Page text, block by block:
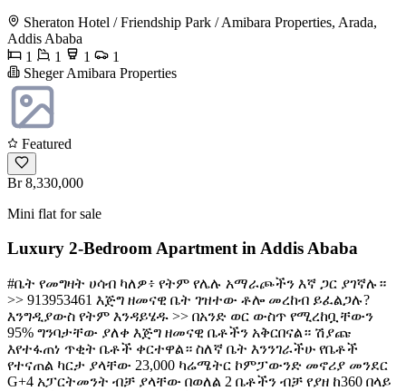
Sheraton Hotel / Friendship Park / Amibara Properties, Arada,
Addis Ababa
1
1 1
1
Sheger Amibara Properties
Featured
Br 8,330,000
Mini flat for sale
Luxury 2-Bedroom Apartment in Addis Ababa
#ቤት የመግዛት ሀሳብ ካለዎ፥ የትም የሌሉ አማራጮችን እኛ ጋር ያገኛሉ።
>> 913953461 እጅግ ዘመናዊ ቤት ገዝተው ቶሎ መረከብ ይፈልጋሉ?
እንግዲያውስ የትም እንዳይሄዱ >> በአንድ ወር ውስጥ የሚረከቧቸውን
95% ግንባታቸው ያለቀ እጅግ ዘመናዊ ቤቶችን አቅርበናል። ሽያጩ
እየተፋጠነ ጥቂት ቤቶች ቀርተዋል። ስለኛ ቤት እንንገራችሁ የቤቶች
የተናጠል ካርታ ያላቸው 23,000 ካሬሜትር ኮምፓውንድ መኖሪያ መንደር
G+4 አፓርትመንት ብቻ ያላቸው በወለል 2 ቤቶችን ብቻ የያዘ ከ360 በላይ